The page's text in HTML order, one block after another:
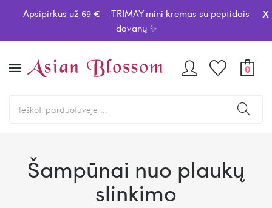
Apsipirkus už 69 € – TRIMAY mini kremas su peptidais
dovanų ✨
x
0
Šampūnai nuo plaukų
slinkimo